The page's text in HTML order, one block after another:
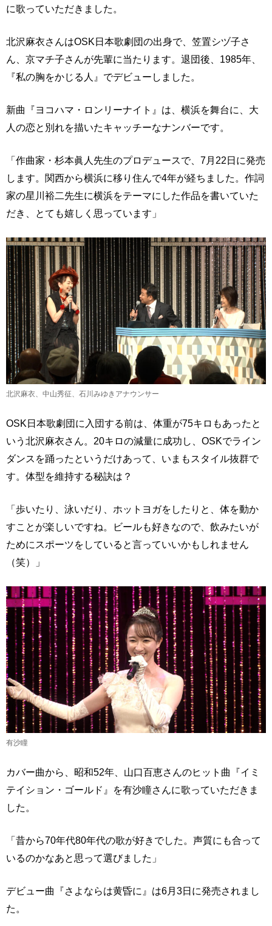
に歌っていただきました。
北沢麻衣さんはOSK日本歌劇団の出身で、笠置シヅ子さ
ん、京マチ子さんが先輩に当たります。退団後、1985年、
『私の胸をかじる人』でデビューしました。
新曲『ヨコハマ・ロンリーナイト』は、横浜を舞台に、大
人の恋と別れを描いたキャッチーなナンバーです。
「作曲家・杉本眞人先生のプロデュースで、7月22日に発売
します。関西から横浜に移り住んで4年が経ちました。作詞
家の星川裕二先生に横浜をテーマにした作品を書いていた
だき、とても嬉しく思っています」
北沢麻衣、中山秀征、石川みゆきアナウンサー
OSK日本歌劇団に入団する前は、体重が75キロもあったと
いう北沢麻衣さん。20キロの減量に成功し、OSKでライン
ダンスを踊ったというだけあって、いまもスタイル抜群で
す。体型を維持する秘訣は？
「歩いたり、泳いだり、ホットヨガをしたりと、体を動か
すことが楽しいですね。ビールも好きなので、飲みたいが
ためにスポーツをしていると言っていいかもしれません
（笑）」
有沙瞳
カバー曲から、昭和52年、山口百恵さんのヒット曲『イミ
テイション・ゴールド』を有沙瞳さんに歌っていただきま
した。
「昔から70年代80年代の歌が好きでした。声質にも合って
いるのかなあと思って選びました」
デビュー曲『さよならは黄昏に』は6月3日に発売されまし
た。